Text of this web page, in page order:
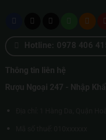
Hotline: 0978 406
Thông tin liên hệ
Rượu Ngoại 247 - Nhập